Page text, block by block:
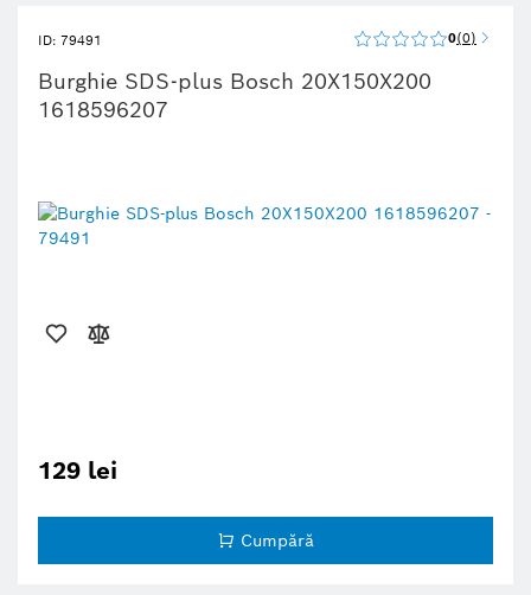
ID: 79491 0 0
Burghie SDS-plus Bosch 20X150X200
1618596207
129 lei
Cumpără